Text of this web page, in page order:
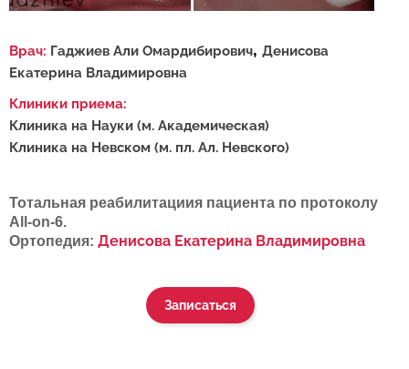
Врач: Гаджиев Али Омардибирович, Денисова
Екатерина Владимировна
Клиники приема:
Клиника на Науки (м. Академическая)
Клиника на Невском (м. пл. Ал. Невского)
Тотальная реабилитациия пациента по протоколу
All-on-6.
Ортопедия: Денисова Екатерина Владимировна
Записаться